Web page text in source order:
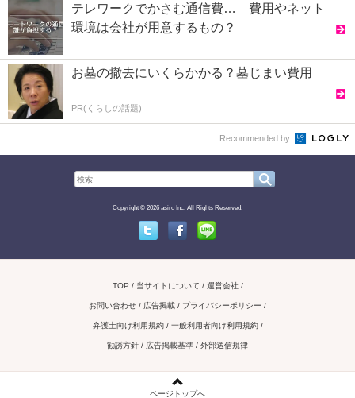
テレワークでかさむ通信費… 費用やネット
環境は会社が用意するもの？
お墓の撤去にいくらかかる？墓じまい費用
PR(くらしの話題)
Recommended by
Copyright © 2026 asiro Inc. All Rights Reserved.
TOP 当サイトについて 運営会社
お問い合わせ / 広告掲載 プライバシーポリシー
弁護士向け利用規約 一般利用者向け利用規約
勧誘方針 広告掲載基準 外部送信規律
ページトップへ